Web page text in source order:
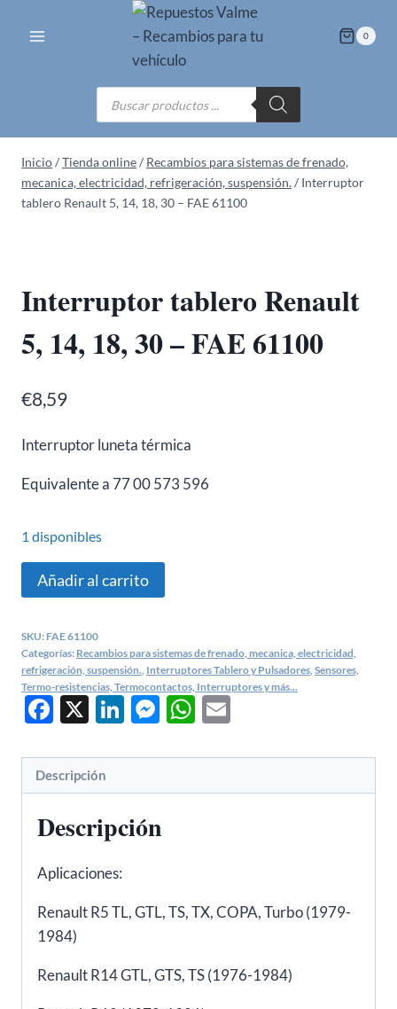
0
Búsqueda
de
productos
Inicio/Tienda online/ Recambios para sistemas de frenado,
mecanica, electricidad, refrigeración, suspensión./ Interruptor
tablero Renault 5, 14, 18, 30 – FAE 61100
Interruptor tablero Renault
5, 14, 18, 30 – FAE 61100
€8,59
Interruptor luneta térmica
Equivalente a 77 00 573 596
1 disponibles
Interruptor
tablero
5,
14,
18,
30
FAE
61100
Añadir al carrito
SKU: FAE 61100
Categorías: Recambios para sistemas de frenado, mecanica, electricidad,
refrigeración, suspensión. Interruptores Tablero y Pulsadores Sensores,
Termo-resistencias, Termocontactos, Interruptores y más...
Facebook
X LinkedIn
Messenger
WhatsApp
Descripción
Descripción
Aplicaciones:
Renault R5 TL, GTL, TS, TX, COPA, Turbo (1979-
1984)
Renault R14 GTL, GTS, TS (1976-1984)